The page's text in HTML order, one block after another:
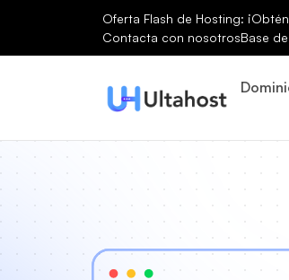
Oferta Flash de Hosting:
Contacta con nosotrosBase